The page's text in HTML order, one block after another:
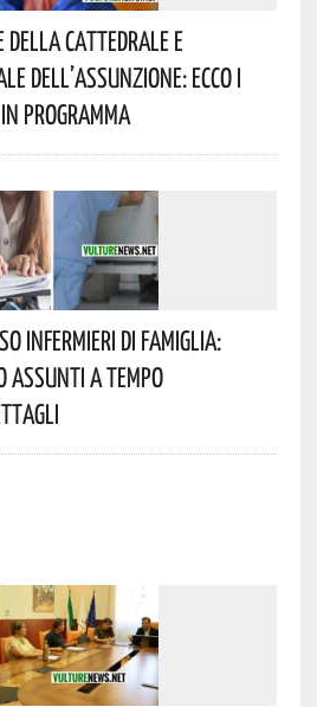
Della Cattedrale E
Dell’Assunzione: Ecco I
Programma
Infermieri Di Famiglia:
A Tempo